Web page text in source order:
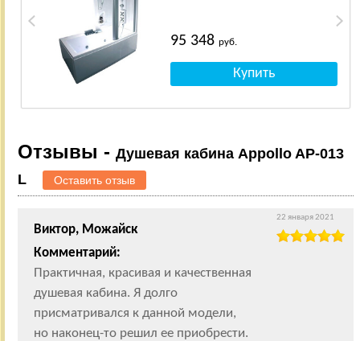
95 348 руб.
Отзывы - Душевая кабина Appollo AP-013
L
Оставить отзыв
Виктор, Можайск
Комментарий:
Практичная, красивая и качественная
душевая кабина. Я долго
присматривался к данной модели,
но наконец-то решил ее приобрести.
22 января 2021